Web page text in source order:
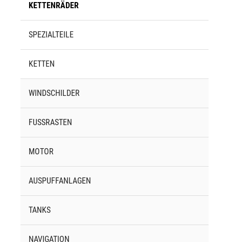
KETTENRÄDER
SPEZIALTEILE
KETTEN
WINDSCHILDER
FUSSRASTEN
MOTOR
AUSPUFFANLAGEN
TANKS
NAVIGATION